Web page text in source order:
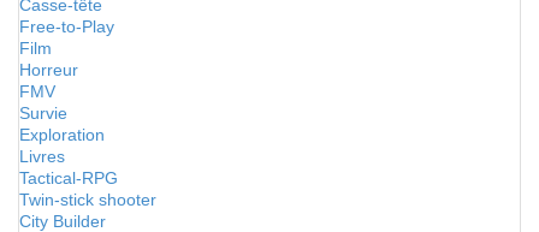
Casse-tête
Free-to-Play
Film
Horreur
FMV
Survie
Exploration
Livres
Tactical-RPG
Twin-stick shooter
City Builder